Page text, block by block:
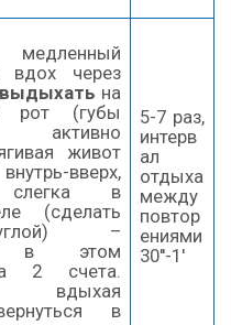
вдох через
выдыхать на
(губы
активно
живот
вверх,
слегка в
(сделать
–
в этом
2 счета.
вдыхая
в
5-7 раз,
интерв
ал
отдыха
между
повтор
ениями
30''-1'